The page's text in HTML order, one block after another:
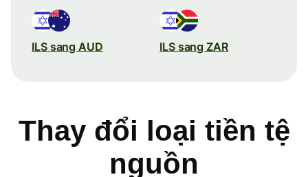
ILS sang AUD ILS sang ZAR
Thay đổi loại tiền tệ
nguồn